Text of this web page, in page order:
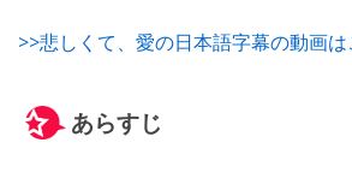
>>悲しくて、愛の日本語字幕の動画は
あらすじ